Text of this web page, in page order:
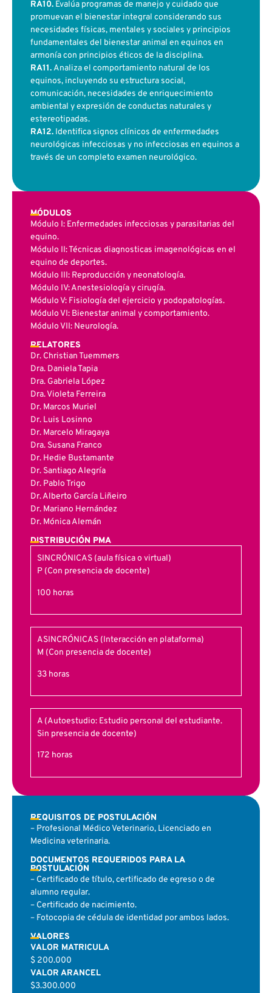
RA10. Evalúa programas de manejo y cuidado que
promuevan el bienestar integral considerando sus
necesidades físicas, mentales y sociales y principios
fundamentales del bienestar animal en equinos en
armonía con principios éticos de la disciplina.
RA11.Analiza el comportamiento natural de los
equinos, incluyendo su estructura social,
comunicación, necesidades de enriquecimiento
ambiental y expresión de conductas naturales y
estereotipadas.
RA12. Identifica signos clínicos de enfermedades
neurológicas infecciosas y no infecciosas en equinos a
través de un completo examen neurológico.
MÓDULOS
Módulo I: Enfermedades infecciosas y parasitarias del
equino.
Módulo II: Técnicas diagnosticas imagenológicas en el
equino de deportes.
Módulo III: Reproducción y neonatología.
Módulo IV: Anestesiología y cirugía.
Módulo V: Fisiología del ejercicio y podopatologías.
Módulo VI: Bienestar animal y comportamiento.
Módulo VII: Neurología.
RELATORES
Dr. Christian Tuemmers
Dra. Daniela Tapia
Dra. Gabriela López
Dra. Violeta Ferreira
Dr. Marcos Muriel
Dr. Luis Losinno
Dr. Marcelo Miragaya
Dra. Susana Franco
Dr. Hedie Bustamante
Dr. Santiago Alegría
Dr. Pablo Trigo
Dr. Alberto García Liñeiro
Dr. Mariano Hernández
Dr. Mónica Alemán
DISTRIBUCIÓN PMA
SINCRÓNICAS (aula física o virtual)
P (Con presencia de docente)
100 horas
ASINCRÓNICAS (Interacción en plataforma)
M (Con presencia de docente)
33 horas
A (Autoestudio: Estudio personal del estudiante.
Sin presencia de docente)
172 horas
REQUISITOS DE POSTULACIÓN
– Profesional Médico Veterinario, Licenciado en
Medicina veterinaria.
DOCUMENTOS REQUERIDOS PARA LA
POSTULACIÓN
– Certificado de título, certificado de egreso o de
alumno regular.
– Certificado de nacimiento.
– Fotocopia de cédula de identidad por ambos lados.
VALORES
VALOR MATRICULA
$ 200.000
VALOR ARANCEL
$3.300.000